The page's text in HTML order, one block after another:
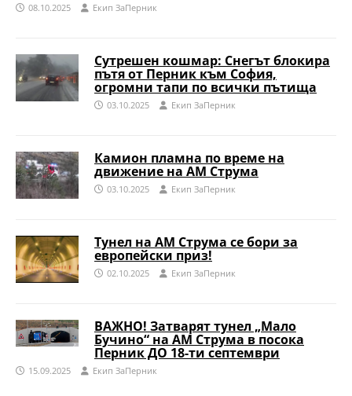
08.10.2025 Eкип ЗаПерник
Сутрешен кошмар: Снегът блокира
пътя от Перник към София,
огромни тапи по всички пътища
03.10.2025 Eкип ЗаПерник
Камион пламна по време на
движение на АМ Струма
03.10.2025 Eкип ЗаПерник
Тунел на АМ Струма се бори за
европейски приз!
02.10.2025 Eкип ЗаПерник
ВАЖНО! Затварят тунел „Мало
Бучино“ на АМ Струма в посока
Перник ДО 18-ти септември
15.09.2025 Eкип ЗаПерник